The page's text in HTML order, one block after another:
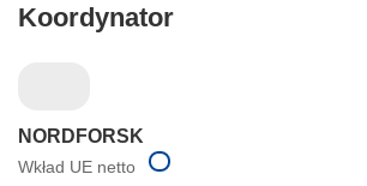
Koordynator
NORDFORSK
Wkład UE netto